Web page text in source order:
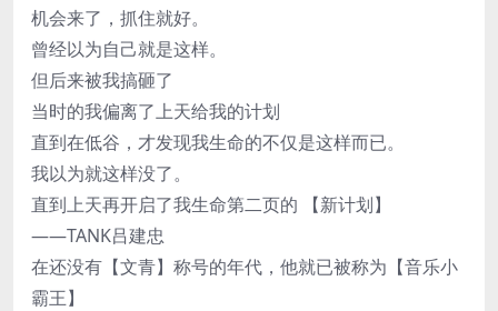
机会来了，抓住就好。
曾经以为自己就是这样。
但后来被我搞砸了
当时的我偏离了上天给我的计划
直到在低谷，才发现我生命的不仅是这样而已。
我以为就这样没了。
直到上天再开启了我生命第二页的 【新计划】
——TANK吕建忠
在还没有【文青】称号的年代，他就已被称为【音乐小
霸王】